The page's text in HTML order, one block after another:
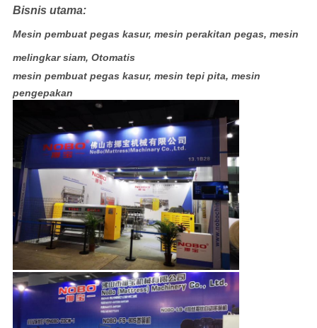
Bisnis utama:
Mesin pembuat pegas kasur, mesin perakitan pegas, mesin
melingkar siam, Otomatis
mesin pembuat pegas kasur, mesin tepi pita, mesin
pengepakan